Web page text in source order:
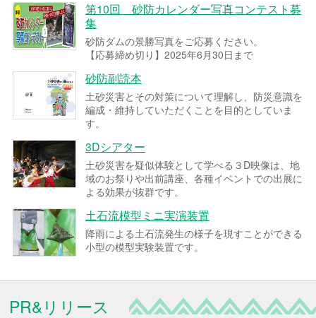
第10回 砂防カレンダー写真コンテスト募
集
砂防ダムの景勝写真をご応募ください。
【応募締め切り】2025年6月30日まで
砂防副読本
土砂災害とその対策について理解し、防災意識を
編成・維持していただくことを目的としていま
す。
3Dシアター
土砂災害を疑似体験として学べる３D映像は、地
域のお祭りや出前講座、各種イベントでの出展に
よる効果が抜群です。
土石流模型ミニ実演装置
降雨による土石流発生の様子を現すことができる
小型の模型実験装置です。
PR&リリース